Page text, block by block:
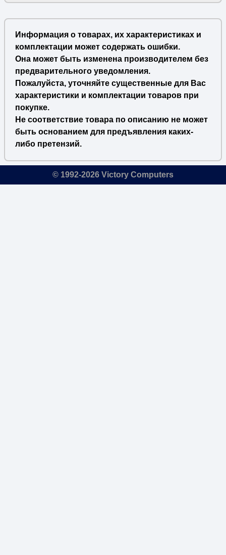
Информация о товарах, их характеристиках и
комплектации может содержать ошибки.
Она может быть изменена производителем без
предварительного уведомления.
Пожалуйста, уточняйте существенные для Вас
характеристики и комплектации товаров при
покупке.
Не соответствие товара по описанию не может
быть основанием для предъявления каких-
либо претензий.
© 1992-2026 Victory Computers